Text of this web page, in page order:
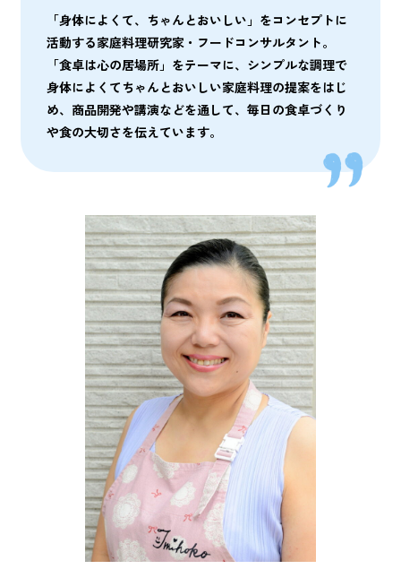
「身体によくて、ちゃんとおいしい」をコンセプトに
活動する家庭料理研究家・フードコンサルタント。
「食卓は心の居場所」をテーマに、シンプルな調理で
身体によくてちゃんとおいしい家庭料理の提案をはじ
め、商品開発や講演などを通して、毎日の食卓づくり
や食の大切さを伝えています。